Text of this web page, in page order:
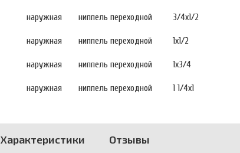
наружная ниппель переходной 3/4х1/2
наружная ниппель переходной 1х1/2
наружная ниппель переходной 1х3/4
наружная ниппель переходной 1 1/4х1
Характеристики Отзывы